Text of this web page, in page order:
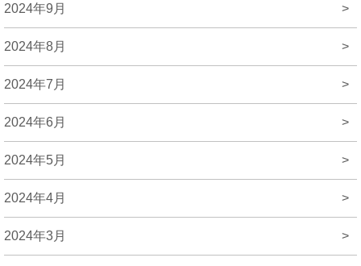
2024年9月 >
2024年8月 >
2024年7月 >
2024年6月 >
2024年5月 >
2024年4月 >
2024年3月 >